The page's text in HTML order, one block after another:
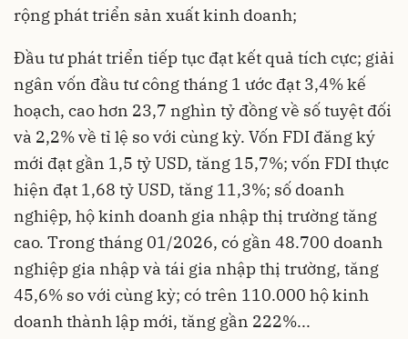
rộng phát triển sản xuất kinh doanh;
Đầu tư phát triển tiếp tục đạt kết quả tích cực; giải
ngân vốn đầu tư công tháng 1 ước đạt 3,4% kế
hoạch, cao hơn 23,7 nghìn tỷ đồng về số tuyệt đối
và 2,2% về tỉ lệ so với cùng kỳ. Vốn FDI đăng ký
mới đạt gần 1,5 tỷ USD, tăng 15,7%; vốn FDI thực
hiện đạt 1,68 tỷ USD, tăng 11,3%; số doanh
nghiệp, hộ kinh doanh gia nhập thị trường tăng
cao. Trong tháng 01/2026, có gần 48.700 doanh
nghiệp gia nhập và tái gia nhập thị trường, tăng
45,6% so với cùng kỳ; có trên 110.000 hộ kinh
doanh thành lập mới, tăng gần 222%...